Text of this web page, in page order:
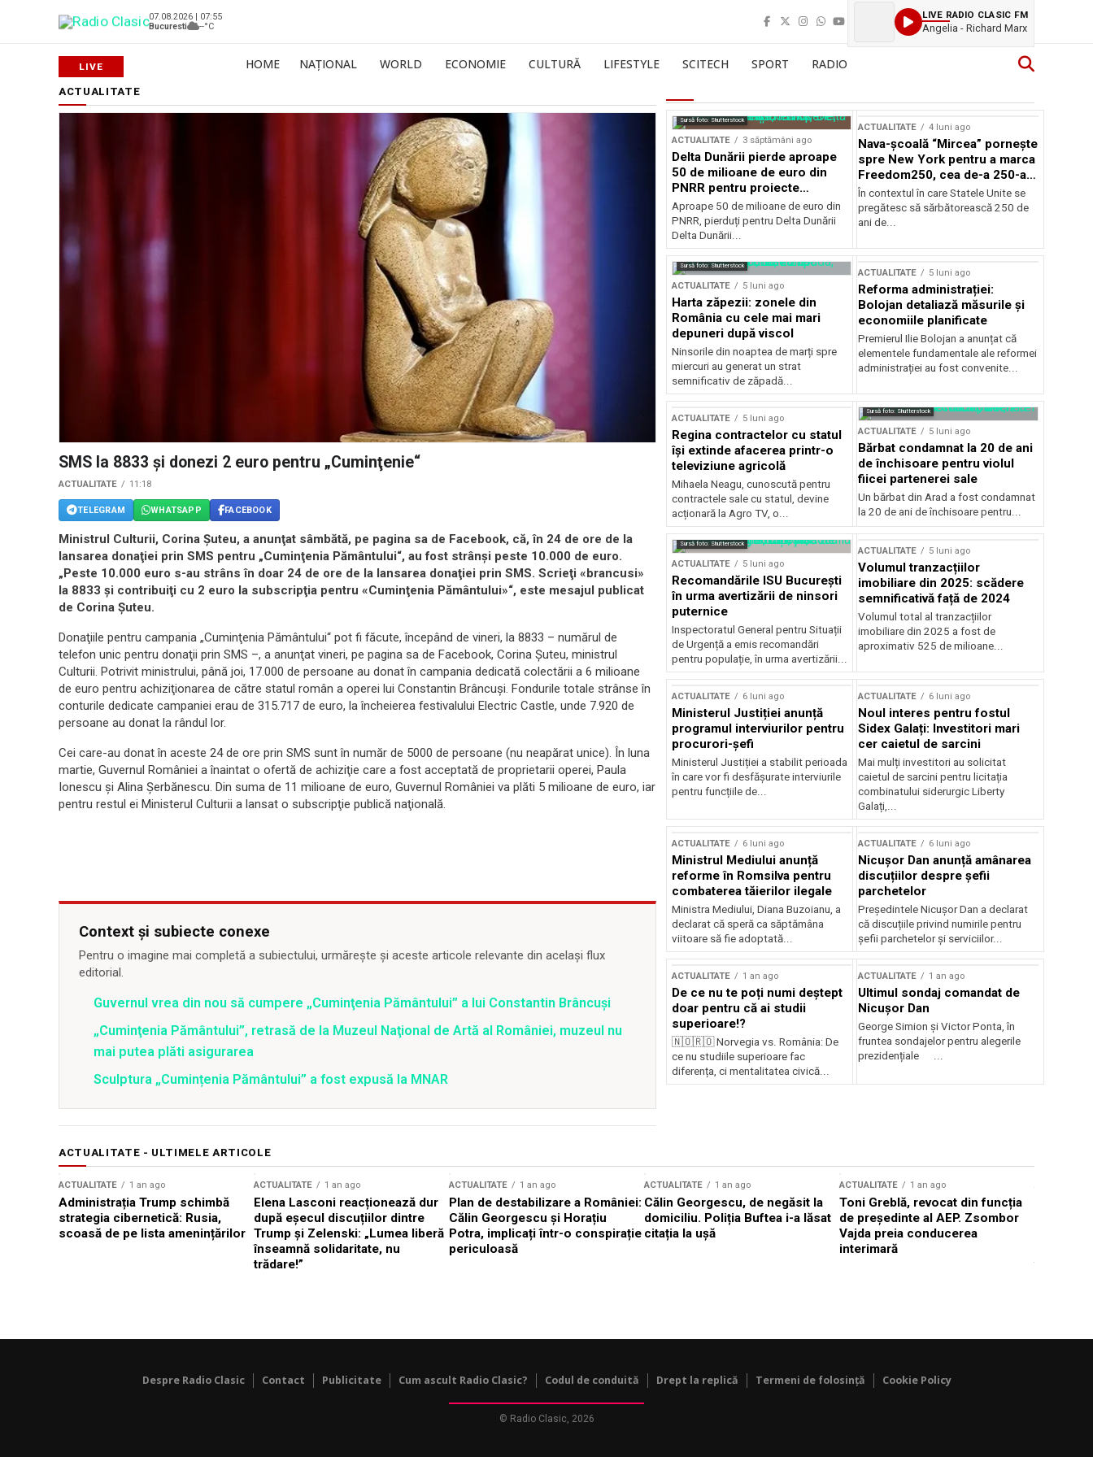
07.08.2026 | 07:55
Bucuresti
--°C
LIVE RADIO CLASIC FM
Angelia - Richard Marx
HOME NAȚIONAL WORLD ECONOMIE CULTURĂ LIFESTYLE SCITECH SPORT RADIO
ACTUALITATE
SMS la 8833 şi donezi 2 euro pentru „Cuminţenie“
ACTUALITATE 11:18
TELEGRAM WHATSAPP FACEBOOK
Ministrul Culturii, Corina Şuteu, a anunţat sâmbătă, pe pagina sa de Facebook, că, în 24 de ore de la
lansarea donaţiei prin SMS pentru „Cuminţenia Pământului“, au fost strânşi peste 10.000 de euro.
„Peste 10.000 euro s-au strâns în doar 24 de ore de la lansarea donaţiei prin SMS. Scrieţi «brancusi»
la 8833 şi contribuiţi cu 2 euro la subscripţia pentru «Cuminţenia Pământului»“, este mesajul publicat
de Corina Şuteu.
Donaţiile pentru campania „Cuminţenia Pământului“ pot fi făcute, începând de vineri, la 8833 – numărul de
telefon unic pentru donaţii prin SMS –, a anunţat vineri, pe pagina sa de Facebook, Corina Şuteu, ministrul
Culturii. Potrivit ministrului, până joi, 17.000 de persoane au donat în campania dedicată colectării a 6 milioane
de euro pentru achiziţionarea de către statul român a operei lui Constantin Brâncuşi. Fondurile totale strânse în
conturile dedicate campaniei erau de 315.717 de euro, la încheierea festivalului Electric Castle, unde 7.920 de
persoane au donat la rândul lor.
Cei care-au donat în aceste 24 de ore prin SMS sunt în număr de 5000 de persoane (nu neapărat unice). În luna
martie, Guvernul României a înaintat o ofertă de achiziţie care a fost acceptată de proprietarii operei, Paula
Ionescu şi Alina Şerbănescu. Din suma de 11 milioane de euro, Guvernul României va plăti 5 milioane de euro, iar
pentru restul ei Ministerul Culturii a lansat o subscripţie publică naţională.
Context și subiecte conexe
Pentru o imagine mai completă a subiectului, urmărește și aceste articole relevante din același flux
editorial.
Guvernul vrea din nou să cumpere „Cuminţenia Pământului” a lui Constantin Brâncuşi
„Cuminţenia Pământului”, retrasă de la Muzeul Naţional de Artă al României, muzeul nu
mai putea plăti asigurarea
Sculptura „Cumințenia Pământului” a fost expusă la MNAR
Sursă foto: Shutterstock
ACTUALITATE 3 săptămâni ago
Delta Dunării pierde aproape
50 de milioane de euro din
PNRR pentru proiecte
esențiale
Aproape 50 de milioane de euro din
PNRR, pierduți pentru Delta Dunării
Delta Dunării...
ACTUALITATE 4 luni ago
Nava-școală “Mircea” pornește
spre New York pentru a marca
Freedom250, cea de-a 250-a
aniversare a Statelor Unite
În contextul în care Statele Unite se
pregătesc să sărbătorească 250 de
ani de...
Sursă foto: Shutterstock
ACTUALITATE 5 luni ago
Harta zăpezii: zonele din
România cu cele mai mari
depuneri după viscol
Ninsorile din noaptea de marți spre
miercuri au generat un strat
semnificativ de zăpadă...
ACTUALITATE 5 luni ago
Reforma administrației:
Bolojan detaliază măsurile și
economiile planificate
Premierul Ilie Bolojan a anunțat că
elementele fundamentale ale reformei
administrației au fost convenite...
ACTUALITATE 5 luni ago
Regina contractelor cu statul
își extinde afacerea printr-o
televiziune agricolă
Mihaela Neagu, cunoscută pentru
contractele sale cu statul, devine
acționară la Agro TV, o...
Sursă foto: Shutterstock
ACTUALITATE 5 luni ago
Bărbat condamnat la 20 de ani
de închisoare pentru violul
fiicei partenerei sale
Un bărbat din Arad a fost condamnat
la 20 de ani de închisoare pentru...
Sursă foto: Shutterstock
ACTUALITATE 5 luni ago
Recomandările ISU București
în urma avertizării de ninsori
puternice
Inspectoratul General pentru Situații
de Urgență a emis recomandări
pentru populație, în urma avertizării...
ACTUALITATE 5 luni ago
Volumul tranzacțiilor
imobiliare din 2025: scădere
semnificativă față de 2024
Volumul total al tranzacțiilor
imobiliare din 2025 a fost de
aproximativ 525 de milioane...
ACTUALITATE 6 luni ago
Ministerul Justiției anunță
programul interviurilor pentru
procurori-șefi
Ministerul Justiției a stabilit perioada
în care vor fi desfășurate interviurile
pentru funcțiile de...
ACTUALITATE 6 luni ago
Noul interes pentru fostul
Sidex Galați: Investitori mari
cer caietul de sarcini
Mai mulți investitori au solicitat
caietul de sarcini pentru licitația
combinatului siderurgic Liberty
Galați,...
ACTUALITATE 6 luni ago
Ministrul Mediului anunță
reforme în Romsilva pentru
combaterea tăierilor ilegale
Ministra Mediului, Diana Buzoianu, a
declarat că speră ca săptămâna
viitoare să fie adoptată...
ACTUALITATE 6 luni ago
Nicușor Dan anunță amânarea
discuțiilor despre șefii
parchetelor
Președintele Nicușor Dan a declarat
că discuțiile privind numirile pentru
șefii parchetelor și serviciilor...
ACTUALITATE 1 an ago
De ce nu te poți numi deștept
doar pentru că ai studii
superioare!?
🇳🇴🇷🇴 Norvegia vs. România: De
ce nu studiile superioare fac
diferența, ci mentalitatea civică...
ACTUALITATE 1 an ago
Ultimul sondaj comandat de
Nicușor Dan
George Simion și Victor Ponta, în
fruntea sondajelor pentru alegerile
prezidențiale ...
ACTUALITATE - ULTIMELE ARTICOLE
ACTUALITATE 1 an ago
Administrația Trump schimbă
strategia cibernetică: Rusia,
scoasă de pe lista amenințărilor
ACTUALITATE 1 an ago
Elena Lasconi reacționează dur
după eșecul discuțiilor dintre
Trump și Zelenski: „Lumea liberă
înseamnă solidaritate, nu
trădare!”
ACTUALITATE 1 an ago
Plan de destabilizare a României:
Călin Georgescu și Horațiu
Potra, implicați într-o conspirație
periculoasă
ACTUALITATE 1 an ago
Călin Georgescu, de negăsit la
domiciliu. Poliția Buftea i-a lăsat
citația la ușă
ACTUALITATE 1 an ago
Toni Greblă, revocat din funcția
de președinte al AEP. Zsombor
Vajda preia conducerea
interimară
Despre Radio Clasic Contact Publicitate Cum ascult Radio Clasic? Codul de conduită Drept la replică Termeni de folosință Cookie Policy
© Radio Clasic, 2026